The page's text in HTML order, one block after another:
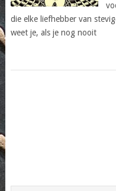
die elke liefhebber van
weet je, als je nog nooit